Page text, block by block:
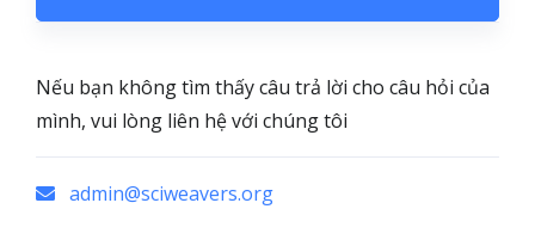
Nếu bạn không tìm thấy câu trả lời cho câu hỏi của
mình, vui lòng liên hệ với chúng tôi
admin@sciweavers.org